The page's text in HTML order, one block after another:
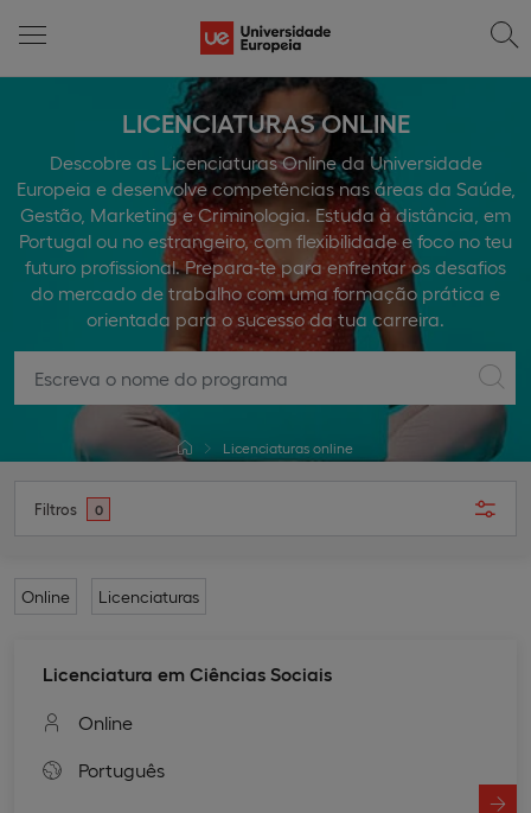
LICENCIATURAS ONLINE
Descobre as Licenciaturas Online da Universidade
Europeia e desenvolve competências nas áreas da Saúde,
Gestão, Marketing e Criminologia. Estuda à distância, em
Portugal ou no estrangeiro, com flexibilidade e foco no teu
futuro profissional. Prepara-te para enfrentar os desafios
do mercado de trabalho com uma formação prática e
orientada para o sucesso da tua carreira.
Licenciaturas online
Filtros 0
Online Licenciaturas
Licenciatura em Ciências Sociais
Online
Português